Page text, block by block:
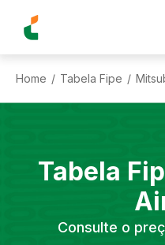
Home / Tabela Fipe /
Tabela
Consulte o